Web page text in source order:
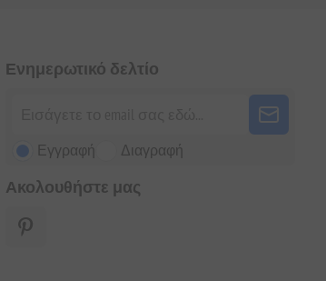
Ενημερωτικό δελτίο
Εγγραφή Διαγραφή
Ακολουθήστε μας